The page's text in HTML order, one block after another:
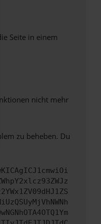
Seite in einem
nicht mehr
zu beheben. Du